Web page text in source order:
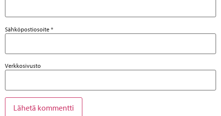
Sähköpostiosoite *
Verkkosivusto